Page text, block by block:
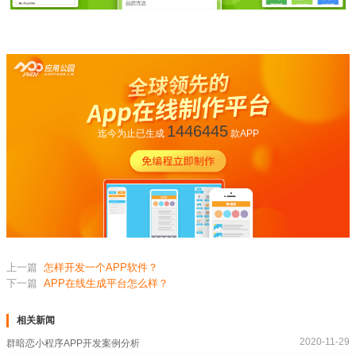
迄今为止已生成 1446445款APP
上一篇 怎样开发一个APP软件？
下一篇 APP在线生成平台怎么样？
相关新闻
群暗恋小程序APP开发案例分析
2020-11-29